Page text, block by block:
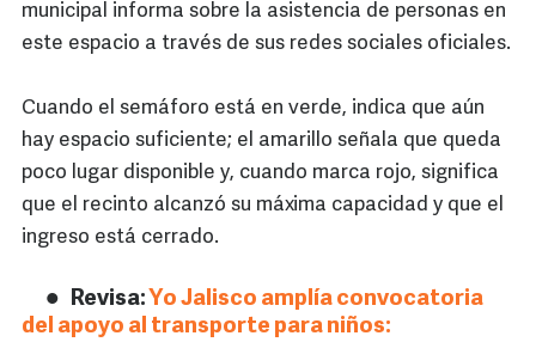
municipal informa sobre la asistencia de personas en
este espacio a través de sus redes sociales oficiales.
Cuando el semáforo está en verde, indica que aún
hay espacio suficiente; el amarillo señala que queda
poco lugar disponible y, cuando marca rojo, significa
que el recinto alcanzó su máxima capacidad y que el
ingreso está cerrado.
Revisa: Yo Jalisco amplía convocatoria
del apoyo al transporte para niños: